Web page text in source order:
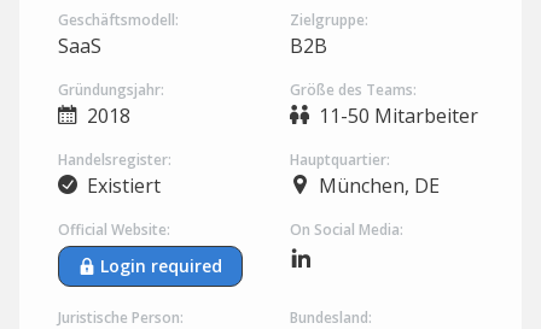
Geschäftsmodell:
SaaS
Zielgruppe:
B2B
Gründungsjahr:
2018
Größe des Teams:
11-50 Mitarbeiter
Handelsregister:
Existiert
Hauptquartier:
München, DE
Official Website:
Login required
On Social Media:
Juristische Person: Bundesland: